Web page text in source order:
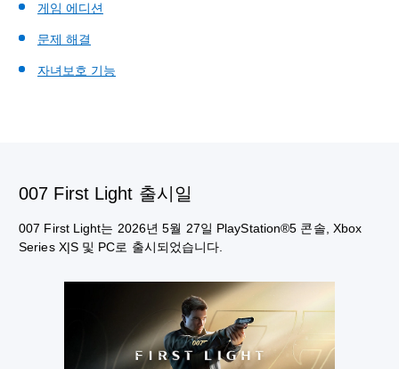
게임 에디션
문제 해결
자녀보호 기능
007 First Light 출시일
007 First Light는 2026년 5월 27일 PlayStation®5 콘솔, Xbox
Series X|S 및 PC로 출시되었습니다.